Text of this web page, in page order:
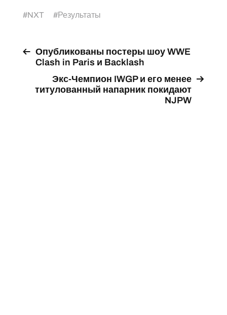
#NXT #Результаты
Опубликованы постеры шоу WWE
Clash in Paris и Backlash
Экс-Чемпион IWGP и его менее
титулованный напарник покидают
NJPW